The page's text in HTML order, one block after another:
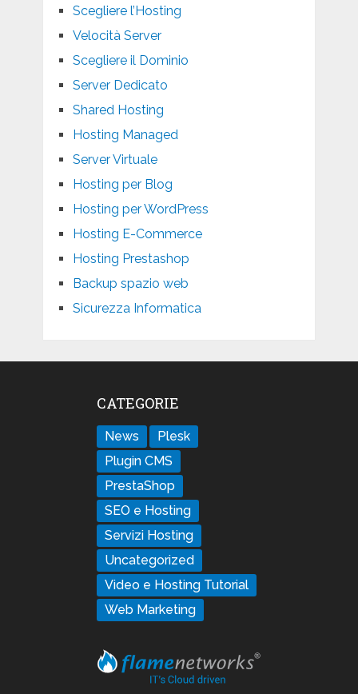
Scegliere l’Hosting
Velocità Server
Scegliere il Dominio
Server Dedicato
Shared Hosting
Hosting Managed
Server Virtuale
Hosting per Blog
Hosting per WordPress
Hosting E-Commerce
Hosting Prestashop
Backup spazio web
Sicurezza Informatica
CATEGORIE
News
Plesk
Plugin CMS
PrestaShop
SEO e Hosting
Servizi Hosting
Uncategorized
Video e Hosting Tutorial
Web Marketing